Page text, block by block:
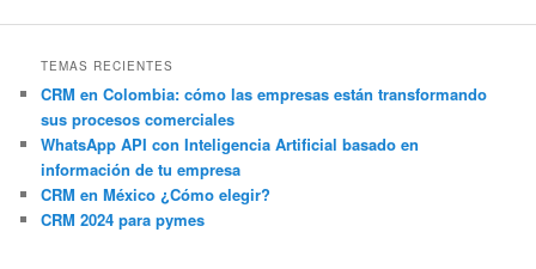
TEMAS RECIENTES
CRM en Colombia: cómo las empresas están transformando
sus procesos comerciales
WhatsApp API con Inteligencia Artificial basado en
información de tu empresa
CRM en México ¿Cómo elegir?
CRM 2024 para pymes